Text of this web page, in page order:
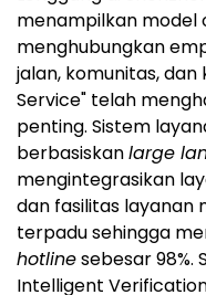
menampilkan model
menghubungkan
jalan, komunitas, dan
Service" telah
penting. Sistem
berbasiskanlarge
mengintegrasikan
dan fasilitas layanan
terpadu sehingga
hotlinesebesar 98%.
Intelligent